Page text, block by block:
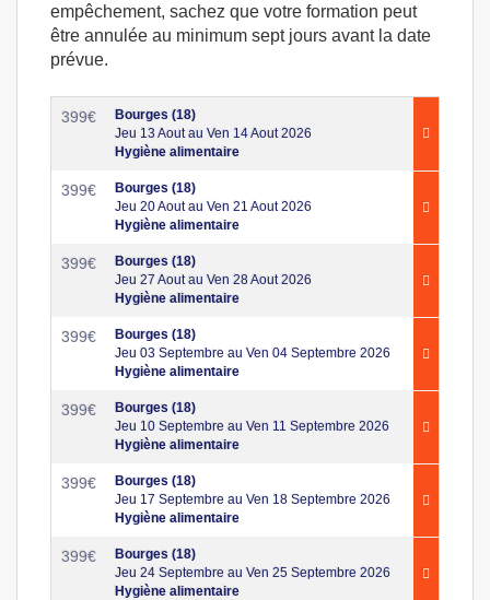
empêchement, sachez que votre formation peut
être annulée au minimum sept jours avant la date
prévue.
399€
Bourges (18)
Jeu 13 Aout au Ven 14 Aout 2026
Hygiène alimentaire
399€
Bourges (18)
Jeu 20 Aout au Ven 21 Aout 2026
Hygiène alimentaire
399€
Bourges (18)
Jeu 27 Aout au Ven 28 Aout 2026
Hygiène alimentaire
399€
Bourges (18)
Jeu 03 Septembre au Ven 04 Septembre 2026
Hygiène alimentaire
399€
Bourges (18)
Jeu 10 Septembre au Ven 11 Septembre 2026
Hygiène alimentaire
399€
Bourges (18)
Jeu 17 Septembre au Ven 18 Septembre 2026
Hygiène alimentaire
399€
Bourges (18)
Jeu 24 Septembre au Ven 25 Septembre 2026
Hygiène alimentaire